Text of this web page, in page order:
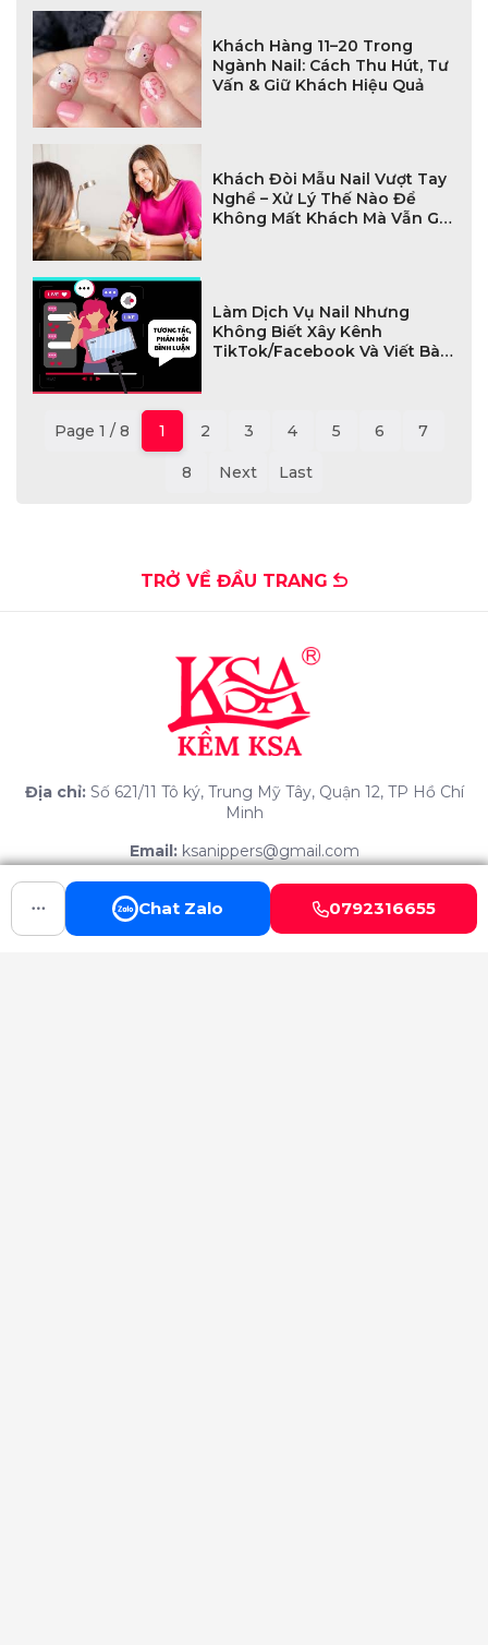
Khách Hàng 11–20 Trong
Ngành Nail: Cách Thu Hút, Tư
Vấn & Giữ Khách Hiệu Quả
Khách Đòi Mẫu Nail Vượt Tay
Nghề – Xử Lý Thế Nào Để
Không Mất Khách Mà Vẫn Giữ
Uy Tín?
Làm Dịch Vụ Nail Nhưng
Không Biết Xây Kênh
TikTok/Facebook Và Viết Bài
SEO – Sai Lầm Khiến Tiệm Mãi
Page 1 / 8 1 2 3 4 5 6 7
8 Next Last
TRỞ VỀ ĐẦU TRANG
Địa chỉ: Số 621/11 Tô ký, Trung Mỹ Tây, Quận 12, TP Hồ Chí
Minh
Email: ksanippers@gmail.com
Hotline:0792 316 655 - 0975623934
Website: http://www.kemksa.com